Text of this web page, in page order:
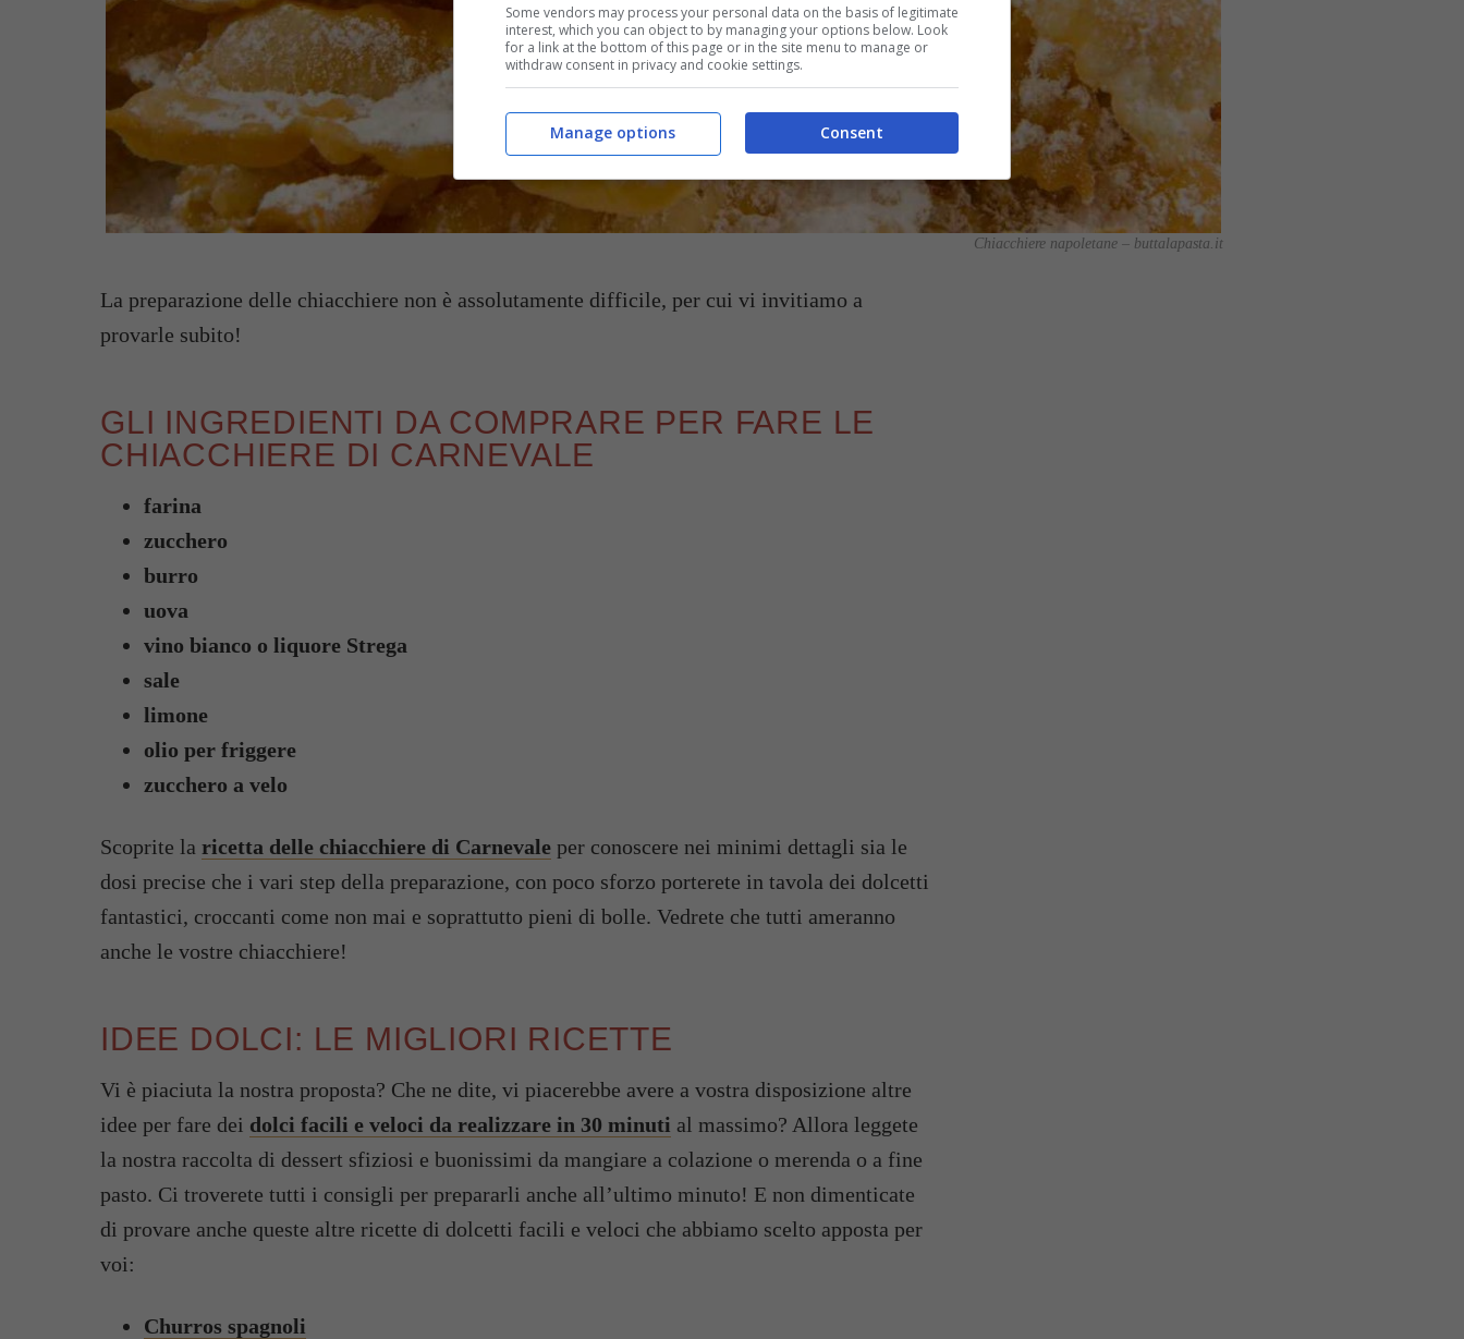
Chiacchiere napoletane – buttalapasta.it
La preparazione delle chiacchiere non è assolutamente difficile, per cui vi invitiamo a
provarle subito!
GLI INGREDIENTI DA COMPRARE PER FARE LE
CHIACCHIERE DI CARNEVALE
farina
zucchero
burro
uova
vino bianco o liquore Strega
sale
limone
olio per friggere
zucchero a velo
Scoprite la ricetta delle chiacchiere di Carnevale per conoscere nei minimi dettagli sia le
dosi precise che i vari step della preparazione, con poco sforzo porterete in tavola dei dolcetti
fantastici, croccanti come non mai e soprattutto pieni di bolle. Vedrete che tutti ameranno
anche le vostre chiacchiere!
IDEE DOLCI: LE MIGLIORI RICETTE
Vi è piaciuta la nostra proposta? Che ne dite, vi piacerebbe avere a vostra disposizione altre
idee per fare dei dolci facili e veloci da realizzare in 30 minuti al massimo? Allora leggete
la nostra raccolta di dessert sfiziosi e buonissimi da mangiare a colazione o merenda o a fine
pasto. Ci troverete tutti i consigli per prepararli anche all’ultimo minuto! E non dimenticate
di provare anche queste altre ricette di dolcetti facili e veloci che abbiamo scelto apposta per
voi:
Churros spagnoli
Some vendors may process your personal data on the basis of legitimate
interest, which you can object to by managing your options below. Look
for a link at the bottom of this page or in the site menu to manage or
withdraw consent in privacy and cookie settings.
Consent
Manage options